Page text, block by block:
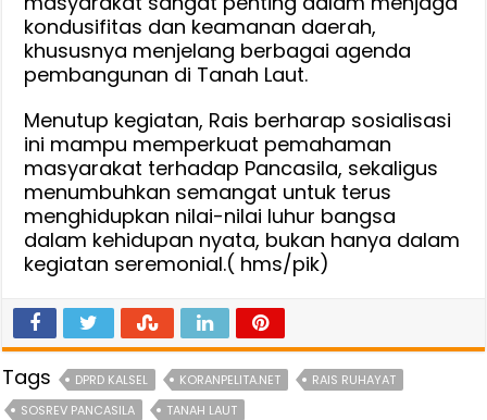
kondusifitas dan keamanan daerah,
khususnya menjelang berbagai agenda
pembangunan di Tanah Laut.
Menutup kegiatan, Rais berharap sosialisasi
ini mampu memperkuat pemahaman
masyarakat terhadap Pancasila, sekaligus
menumbuhkan semangat untuk terus
menghidupkan nilai-nilai luhur bangsa
dalam kehidupan nyata, bukan hanya dalam
kegiatan seremonial.( hms/pik)
Tags DPRD KALSEL KORANPELITA.NET
RAIS RUHAYAT
SOSREV PANCASILA
TANAH LAUT